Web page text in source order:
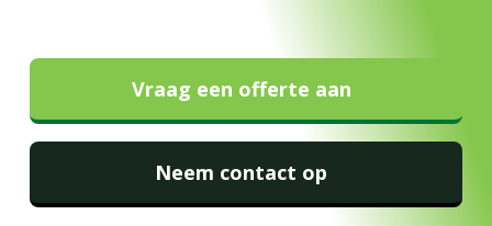
Vraag een offerte aan
Neem contact op